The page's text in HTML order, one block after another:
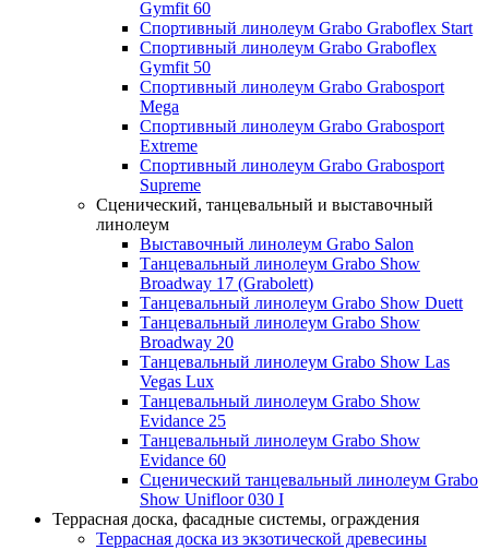
Gymfit 60
Спортивный линолеум Grabo Graboflex Start
Спортивный линолеум Grabo Graboflex
Gymfit 50
Спортивный линолеум Grabo Grabosport
Mega
Спортивный линолеум Grabo Grabosport
Extreme
Спортивный линолеум Grabo Grabosport
Supreme
Сценический, танцевальный и выставочный
линолеум
Выставочный линолеум Grabo Salon
Танцевальный линолеум Grabo Show
Broadway 17 (Grabolett)
Танцевальный линолеум Grabo Show Duett
Танцевальный линолеум Grabo Show
Broadway 20
Танцевальный линолеум Grabo Show Las
Vegas Lux
Танцевальный линолеум Grabo Show
Evidance 25
Танцевальный линолеум Grabo Show
Evidance 60
Сценический танцевальный линолеум Grabo
Show Unifloor 030 I
Террасная доска, фасадные системы, ограждения
Террасная доска из экзотической древесины